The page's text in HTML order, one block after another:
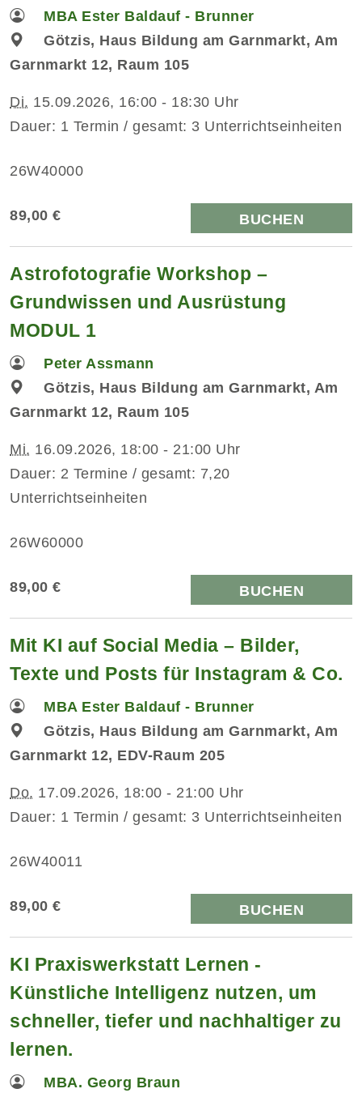
MBA Ester Baldauf - Brunner
Götzis, Haus Bildung am Garnmarkt, Am
Garnmarkt 12, Raum 105
Di. 15.09.2026, 16:00 - 18:30 Uhr
Dauer: 1 Termin / gesamt: 3 Unterrichtseinheiten
26W40000
89,00 € BUCHEN
Astrofotografie Workshop –
Grundwissen und Ausrüstung
MODUL 1
Peter Assmann
Götzis, Haus Bildung am Garnmarkt, Am
Garnmarkt 12, Raum 105
Mi. 16.09.2026, 18:00 - 21:00 Uhr
Dauer: 2 Termine / gesamt: 7,20
Unterrichtseinheiten
26W60000
89,00 € BUCHEN
Mit KI auf Social Media – Bilder,
Texte und Posts für Instagram & Co.
MBA Ester Baldauf - Brunner
Götzis, Haus Bildung am Garnmarkt, Am
Garnmarkt 12, EDV-Raum 205
Do. 17.09.2026, 18:00 - 21:00 Uhr
Dauer: 1 Termin / gesamt: 3 Unterrichtseinheiten
26W40011
89,00 € BUCHEN
KI Praxiswerkstatt Lernen -
Künstliche Intelligenz nutzen, um
schneller, tiefer und nachhaltiger zu
lernen.
MBA. Georg Braun